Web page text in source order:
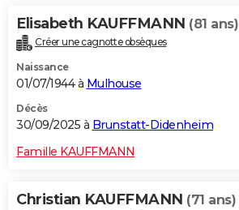
Elisabeth KAUFFMANN (81 ans)
Créer une cagnotte obsèques
Naissance
01/07/1944 à Mulhouse
Décès
30/09/2025 à Brunstatt-Didenheim
Famille KAUFFMANN
Christian KAUFFMANN (71 ans)